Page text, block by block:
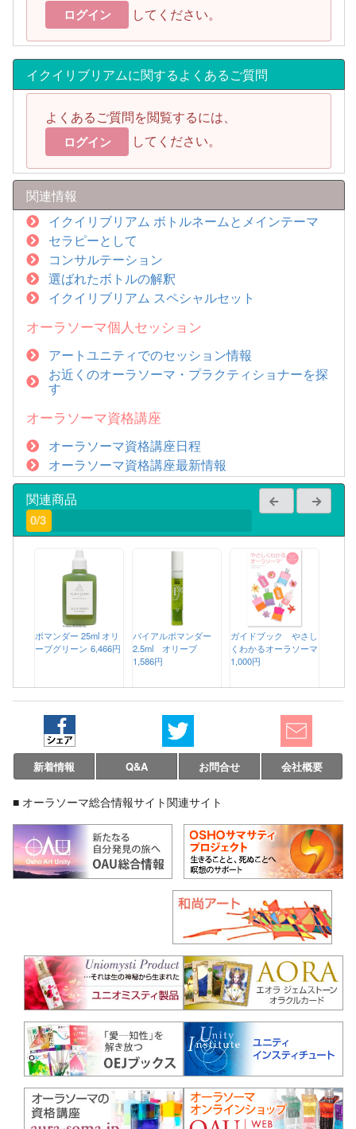
ログイン してください。
イクイリブリアムに関するよくあるご質問
よくあるご質問を閲覧するには、
ログイン してください。
関連情報
イクイリブリアム ボトルネームとメインテーマ
セラピーとして
コンサルテーション
選ばれたボトルの解釈
イクイリブリアム スペシャルセット
オーラソーマ個人セッション
アートユニティでのセッション情報
お近くのオーラソーマ・プラクティショナーを探
す
オーラソーマ資格講座
オーラソーマ資格講座日程
オーラソーマ資格講座最新情報
関連商品
0/3
ポマンダー 25ml オリ
ーブグリーン 6,466円
バイアルポマンダー
2.5ml オリーブ
1,586円
ガイドブック やさし
くわかるオーラソーマ
1,000円
新着情報 Q&A お問合せ 会社概要
■ オーラソーマ総合情報サイト関連サイト